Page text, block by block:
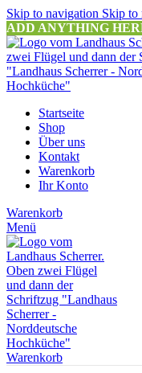
Skip to navigation Skip to
ADD ANYTHING
Startseite
Shop
Über uns
Kontakt
Warenkorb
Ihr Konto
Warenkorb
Menü
Warenkorb